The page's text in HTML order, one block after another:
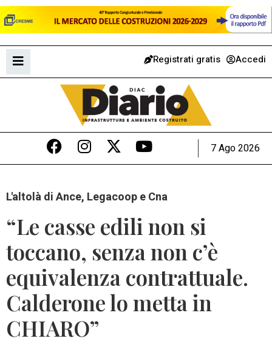
Registrati gratis Accedi
7 Ago 2026
L'altolà di Ance, Legacoop e Cna
“Le casse edili non si
toccano, senza non c’è
equivalenza contrattuale.
Calderone lo metta in
CHIARO”